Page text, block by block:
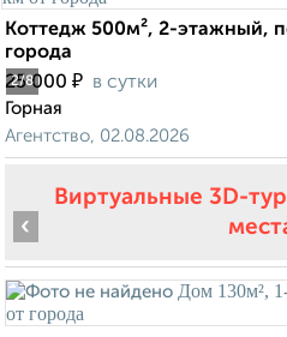
2/8
Коттедж 500м², 2-этажный,
города
25 000 ₽ в сутки
Горная
Агентство, 02.08.2026
Виртуальные 3D-
‹